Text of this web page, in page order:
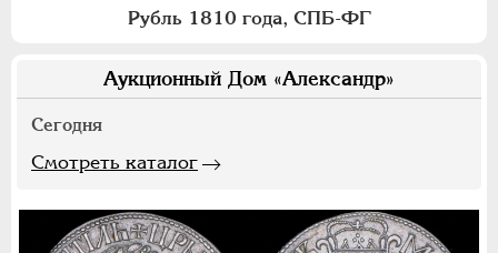
Рубль 1810 года, СПБ-ФГ
Аукционный Дом «Александр»
Сегодня
Смотреть каталог